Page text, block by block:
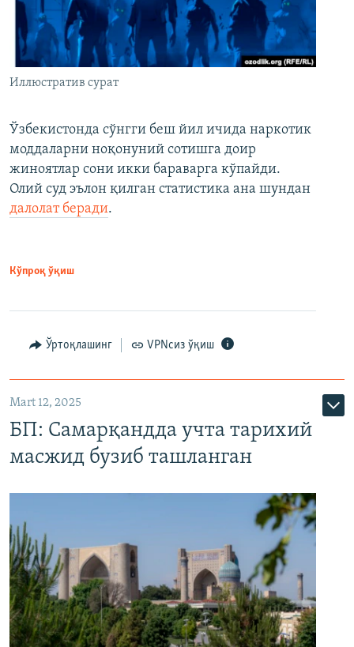
Иллюстратив сурат
Ўзбекистонда сўнгги беш йил ичида наркотик
моддаларни ноқонуний сотишга доир
жиноятлар сони икки бараварга кўпайди.
Олий суд эълон қилган статистика ана шундан
далолат беради.
Кўпроқ ўқиш
Ўртоқлашинг VPNсиз ўқиш
Mart 12, 2025
БП: Самарқандда учта тарихий
масжид бузиб ташланган